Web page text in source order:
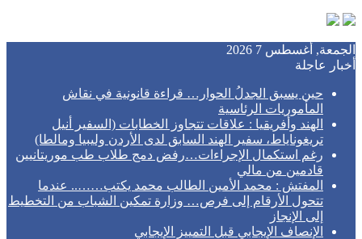
الجمعة, أغسطس 7 2026
أخبار عاجلة
حين يسبق الجدلُ الحوار… قراءة قانونية في نقاش
المأموريات الرئاسية
الهند وأفريقيا : علاقات تتجاوز الخطابات (السفير أنيل
تريغوناياط، سفير الهند السابق لدى الأردن وليبيا ومالطا)
رغم استكمال الإجراءات…رفض دمج طلاب طب موريتانيين
قادمين من مالي
المفتش : محمد الأمين الطالب محمد يكتب…….. عندما
تتحول الأرقام إلى فرص… وزارة تمكين الشباب من التخطيط
إلى الإنجاز
الإنصاف الإيجابي قبل التمييز الإيجابي